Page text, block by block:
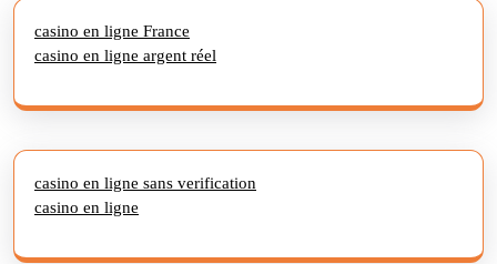
casino en ligne France
casino en ligne argent réel
casino en ligne sans verification
casino en ligne